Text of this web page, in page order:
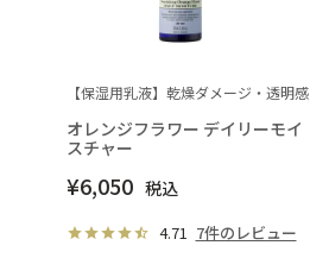
【保湿用乳液】乾燥ダメージ・透明感
オレンジフラワー デイリーモイ
スチャー
¥6,050 税込
4.71 7件のレビュー